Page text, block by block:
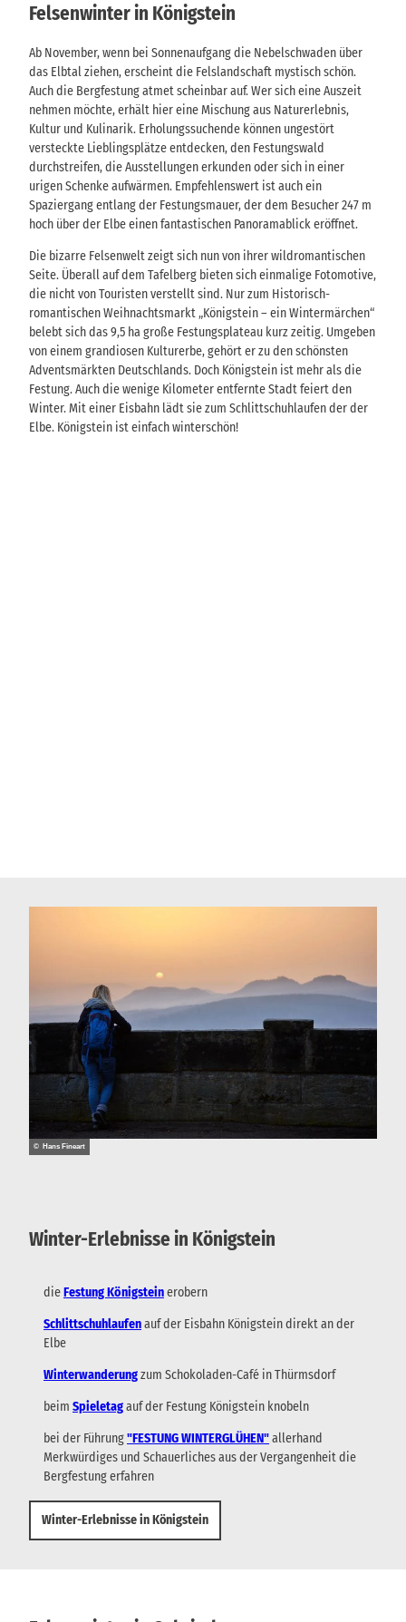
Felsenwinter in Königstein
Ab November, wenn bei Sonnenaufgang die Nebelschwaden über
das Elbtal ziehen, erscheint die Felslandschaft mystisch schön.
Auch die Bergfestung atmet scheinbar auf. Wer sich eine Auszeit
nehmen möchte, erhält hier eine Mischung aus Naturerlebnis,
Kultur und Kulinarik. Erholungssuchende können ungestört
versteckte Lieblingsplätze entdecken, den Festungswald
durchstreifen, die Ausstellungen erkunden oder sich in einer
urigen Schenke aufwärmen. Empfehlenswert ist auch ein
Spaziergang entlang der Festungsmauer, der dem Besucher 247 m
hoch über der Elbe einen fantastischen Panoramablick eröffnet.
Die bizarre Felsenwelt zeigt sich nun von ihrer wildromantischen
Seite. Überall auf dem Tafelberg bieten sich einmalige Fotomotive,
die nicht von Touristen verstellt sind. Nur zum Historisch-
romantischen Weihnachtsmarkt „Königstein – ein Wintermärchen“
belebt sich das 9,5 ha große Festungsplateau kurz zeitig. Umgeben
von einem grandiosen Kulturerbe, gehört er zu den schönsten
Adventsmärkten Deutschlands. Doch Königstein ist mehr als die
Festung. Auch die wenige Kilometer entfernte Stadt feiert den
Winter. Mit einer Eisbahn lädt sie zum Schlittschuhlaufen der der
Elbe. Königstein ist einfach winterschön!
© Hans Fineart
Winter-Erlebnisse in Königstein
dieFestung Königsteinerobern
Schlittschuhlaufenauf der Eisbahn Königstein direkt an der
Elbe
Winterwanderungzum Schokoladen-Café in Thürmsdorf
beim Spieletagauf der Festung Königstein knobeln
bei der Führung"FESTUNG WINTERGLÜHEN"allerhand
Merkwürdiges und Schauerliches aus der Vergangenheit die
Bergfestung erfahren
Winter-Erlebnisse in Königstein